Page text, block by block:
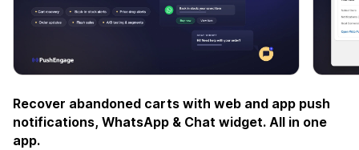
Recover abandoned carts with web and app push
notifications, WhatsApp & Chat widget. All in one
app.